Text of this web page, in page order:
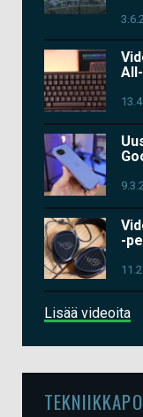
-
Lisää videoita